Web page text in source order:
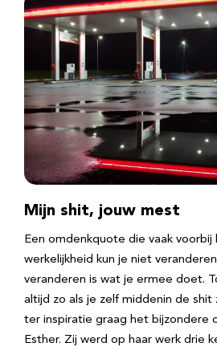
Mijn shit, jouw mest
Een omdenkquote die vaak voorbij
werkelijkheid kun je niet
veranderen is wat je ermee doet.
altijd zo als je zelf middenin de shit
ter inspiratie graag het bijzondere
Esther. Zij werd op haar werk drie